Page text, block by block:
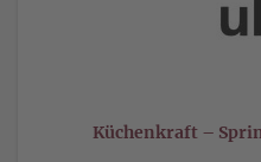
Küchenkraft –